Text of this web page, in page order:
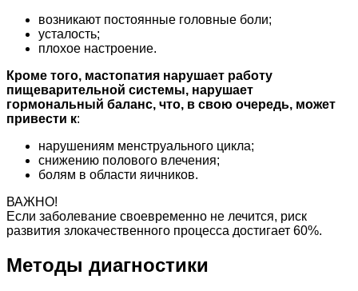
возникают постоянные головные боли;
усталость;
плохое настроение.
Кроме того, мастопатия нарушает работу
пищеварительной системы, нарушает
гормональный баланс, что, в свою очередь, может
привести к:
нарушениям менструального цикла;
снижению полового влечения;
болям в области яичников.
ВАЖНО!
Если заболевание своевременно не лечится, риск
развития злокачественного процесса достигает 60%.
Методы диагностики